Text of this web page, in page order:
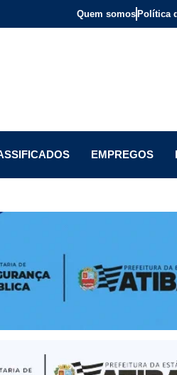
Quem somos Política
EMPREGOS